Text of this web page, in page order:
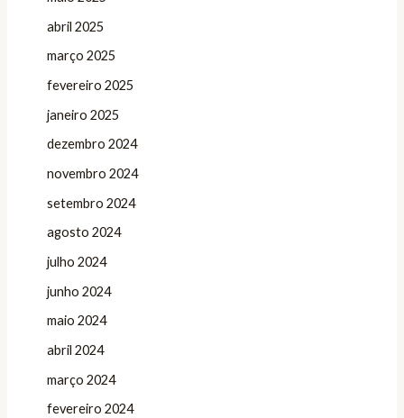
abril 2025
março 2025
fevereiro 2025
janeiro 2025
dezembro 2024
novembro 2024
setembro 2024
agosto 2024
julho 2024
junho 2024
maio 2024
abril 2024
março 2024
fevereiro 2024